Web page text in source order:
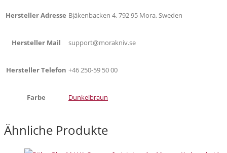
Hersteller Adresse Bjäkenbacken 4, 792 95 Mora, Sweden
Hersteller Mail support@morakniv.se
Hersteller Telefon +46 250-59 50 00
Farbe Dunkelbraun
Ähnliche Produkte